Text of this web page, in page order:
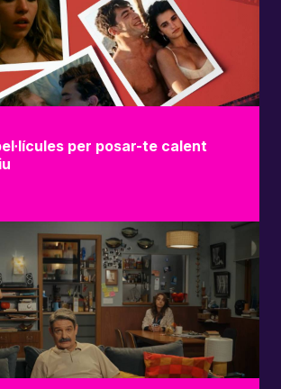
per posar-te calent